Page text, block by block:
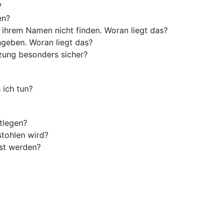
Namen nicht finden. Woran liegt das?
Woran liegt das?
besonders sicher?
ich tun?
wird?
werden?